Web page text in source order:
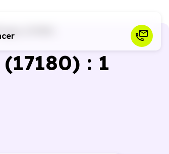
: 1